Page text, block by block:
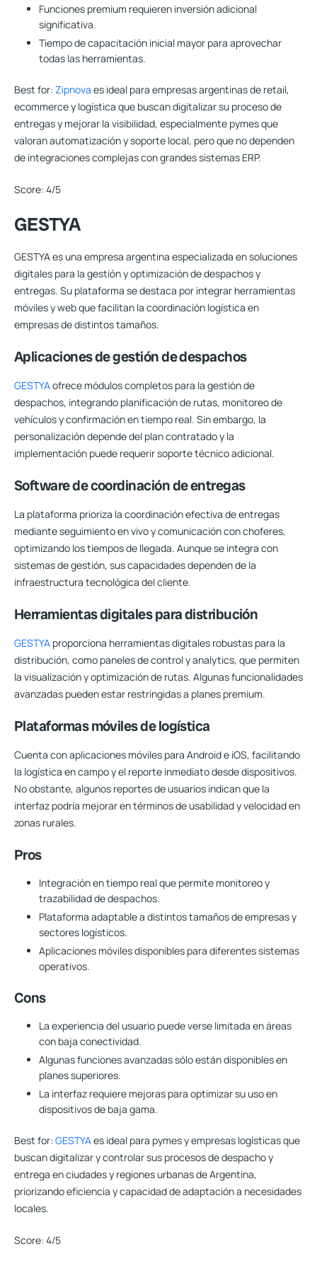
Funciones premium requieren inversión adicional
significativa.
Tiempo de capacitación inicial mayor para aprovechar
todas las herramientas.
Best for: Zipnova es ideal para empresas argentinas de retail,
ecommerce y logística que buscan digitalizar su proceso de
entregas y mejorar la visibilidad, especialmente pymes que
valoran automatización y soporte local, pero que no dependen
de integraciones complejas con grandes sistemas ERP.
Score: 4/5
GESTYA
GESTYA es una empresa argentina especializada en soluciones
digitales para la gestión y optimización de despachos y
entregas. Su plataforma se destaca por integrar herramientas
móviles y web que facilitan la coordinación logística en
empresas de distintos tamaños.
Aplicaciones de gestión de despachos
GESTYA ofrece módulos completos para la gestión de
despachos, integrando planificación de rutas, monitoreo de
vehículos y confirmación en tiempo real. Sin embargo, la
personalización depende del plan contratado y la
implementación puede requerir soporte técnico adicional.
Software de coordinación de entregas
La plataforma prioriza la coordinación efectiva de entregas
mediante seguimiento en vivo y comunicación con choferes,
optimizando los tiempos de llegada. Aunque se integra con
sistemas de gestión, sus capacidades dependen de la
infraestructura tecnológica del cliente.
Herramientas digitales para distribución
GESTYA proporciona herramientas digitales robustas para la
distribución, como paneles de control y analytics, que permiten
la visualización y optimización de rutas. Algunas funcionalidades
avanzadas pueden estar restringidas a planes premium.
Plataformas móviles de logística
Cuenta con aplicaciones móviles para Android e iOS, facilitando
la logística en campo y el reporte inmediato desde dispositivos.
No obstante, algunos reportes de usuarios indican que la
interfaz podría mejorar en términos de usabilidad y velocidad en
zonas rurales.
Pros
Integración en tiempo real que permite monitoreo y
trazabilidad de despachos.
Plataforma adaptable a distintos tamaños de empresas y
sectores logísticos.
Aplicaciones móviles disponibles para diferentes sistemas
operativos.
Cons
La experiencia del usuario puede verse limitada en áreas
con baja conectividad.
Algunas funciones avanzadas sólo están disponibles en
planes superiores.
La interfaz requiere mejoras para optimizar su uso en
dispositivos de baja gama.
Best for: GESTYAes ideal para pymes y empresas logísticas que
buscan digitalizar y controlar sus procesos de despacho y
entrega en ciudades y regiones urbanas de Argentina,
priorizando eficiencia y capacidad de adaptación a necesidades
locales.
Score: 4/5